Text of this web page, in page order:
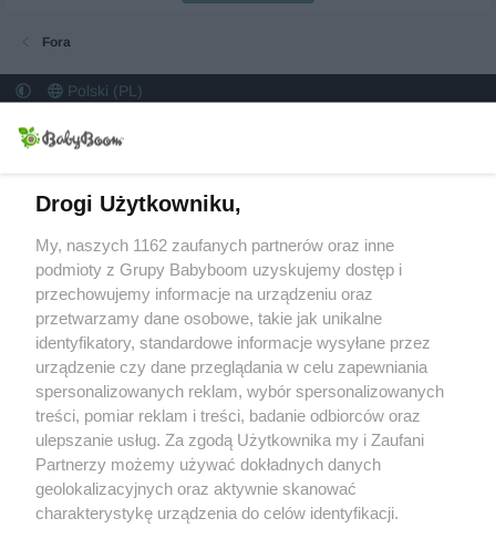
Fora
Polski (PL)
Kontakt
Strona główna
BabyBoom
Ciąża, przygotowania i poród
Niemowlęta
Małe dzieci
Przedszkolak
Uczeń
Rodzina
Drogi Użytkowniku,
My, naszych 1162 zaufanych partnerów oraz inne
podmioty z Grupy Babyboom uzyskujemy dostęp i
przechowujemy informacje na urządzeniu oraz
przetwarzamy dane osobowe, takie jak unikalne
identyfikatory, standardowe informacje wysyłane przez
urządzenie czy dane przeglądania w celu zapewniania
spersonalizowanych reklam, wybór spersonalizowanych
treści, pomiar reklam i treści, badanie odbiorców oraz
ulepszanie usług. Za zgodą Użytkownika my i Zaufani
Partnerzy możemy używać dokładnych danych
geolokalizacyjnych oraz aktywnie skanować
charakterystykę urządzenia do celów identyfikacji.